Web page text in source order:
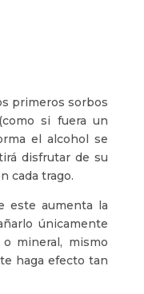
primeros sorbos
si fuera un
el alcohol se
disfrutar de su
cada trago.
este aumenta la
únicamente
mineral, mismo
haga efecto tan